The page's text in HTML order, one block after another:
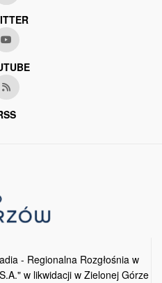
- Regionalna Rozgłośnia w
w likwidacji w Zielonej Górze